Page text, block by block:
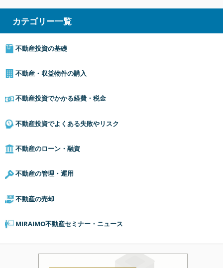
カテゴリー一覧
不動産投資の基礎
不動産・収益物件の購入
不動産投資でかかる経費・税金
不動産投資でよくある失敗やリスク
不動産のローン・融資
不動産の管理・運用
不動産の売却
MIRAIMO不動産セミナー・ニュース